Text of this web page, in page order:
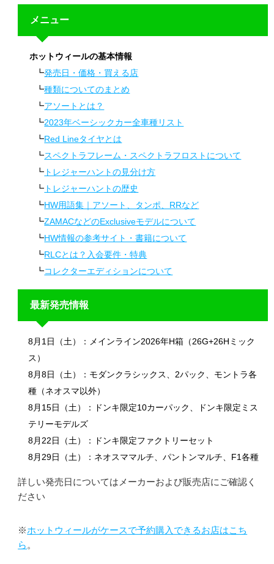
メニュー
ホットウィールの基本情報
発売日・価格・買える店
種類についてのまとめ
アソートとは？
2023年ベーシックカー全車種リスト
Red Lineタイヤとは
スペクトラフレーム・スペクトラフロストについて
トレジャーハントの見分け方
トレジャーハントの歴史
HW用語集｜アソート、タンポ、RRなど
ZAMACなどのExclusiveモデルについて
HW情報の参考サイト・書籍について
RLCとは？入会要件・特典
コレクターエディションについて
最新発売情報
8月1日（土）：メインライン2026年H箱（26G+26Hミック
ス）
8月8日（土）：モダンクラシックス、2パック、モントラ各
種（ネオスマ以外）
8月15日（土）：ドンキ限定10カーパック、ドンキ限定ミス
テリーモデルズ
8月22日（土）：ドンキ限定ファクトリーセット
8月29日（土）：ネオスママルチ、パントンマルチ、F1各種
詳しい発売日についてはメーカーおよび販売店にご確認く
ださい
※ホットウィールがケースで予約購入できるお店はこち
ら 。